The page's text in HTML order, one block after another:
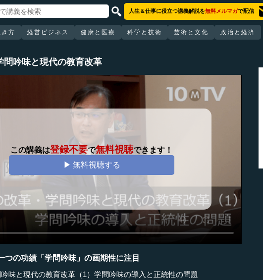
人生＆仕事に役立つ講義解説を無料メルマガで配信
方 経営ビジネス 健康と医療 科学と技術 芸術と文化 政治と経済
問吟味と現代の教育改革
この講義は登録不要で無料視聴できます！
▶ 無料視聴する
つの功績「学問吟味」の画期性に注目
味と現代の教育改革（1）学問吟味の導入と正統性の問題